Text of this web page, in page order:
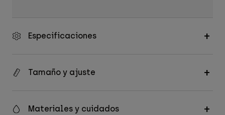
Especificaciones
Tamaño y ajuste
Materiales y cuidados